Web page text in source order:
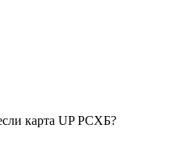
карта UP РСХБ?